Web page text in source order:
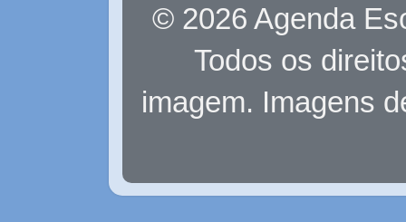
© 2026 Agenda
Todos os
imagem. Imagens